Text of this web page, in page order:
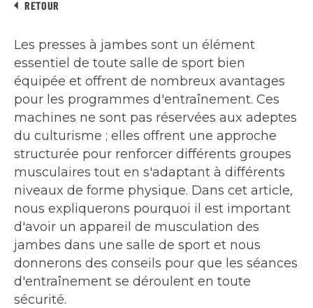
RETOUR
Les presses à jambes sont un élément
essentiel de toute salle de sport bien
équipée et offrent de nombreux avantages
pour les programmes d'entraînement. Ces
machines ne sont pas réservées aux adeptes
du culturisme ; elles offrent une approche
structurée pour renforcer différents groupes
musculaires tout en s'adaptant à différents
niveaux de forme physique. Dans cet article,
nous expliquerons pourquoi il est important
d'avoir un appareil de musculation des
jambes dans une salle de sport et nous
donnerons des conseils pour que les séances
d'entraînement se déroulent en toute
sécurité.